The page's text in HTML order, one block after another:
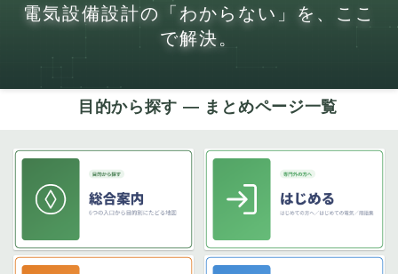
電気設備設計の「わからない」を、ここ
で解決。